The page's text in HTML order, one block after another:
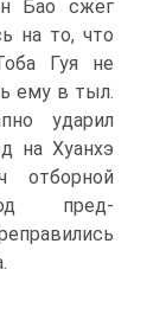
Бао сжег
на то, что
Гуя не
ему в тыл.
ударил
на Хуанхэ
отборной
пред­